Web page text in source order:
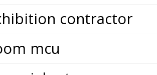
contractor
mcu